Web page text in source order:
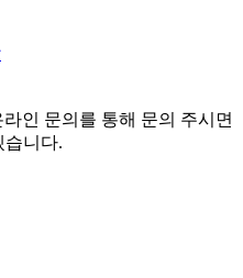
라인 문의를 통해 문의 주시면
습니다.